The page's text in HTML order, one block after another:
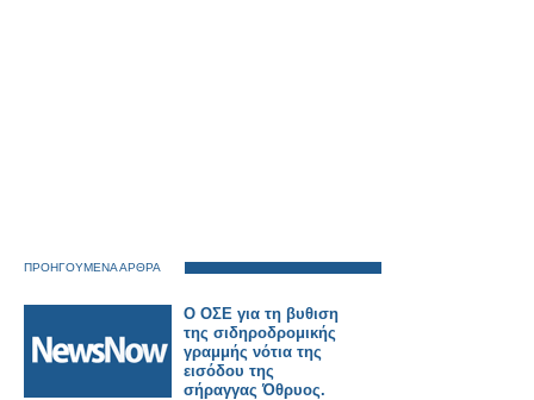
ΠΡΟΗΓΟΥΜΕΝΑ ΑΡΘΡΑ
Ο ΟΣΕ για τη βυθιση
της σιδηροδρομικής
γραμμής νότια της
εισόδου της
σήραγγας Όθρυος.